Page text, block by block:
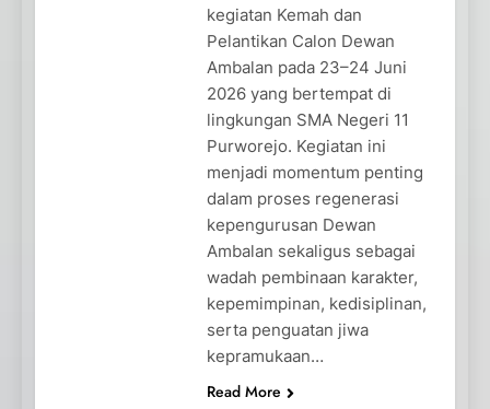
kegiatan Kemah dan
Pelantikan Calon Dewan
Ambalan pada 23–24 Juni
2026 yang bertempat di
lingkungan SMA Negeri 11
Purworejo. Kegiatan ini
menjadi momentum penting
dalam proses regenerasi
kepengurusan Dewan
Ambalan sekaligus sebagai
wadah pembinaan karakter,
kepemimpinan, kedisiplinan,
serta penguatan jiwa
kepramukaan…
Read More